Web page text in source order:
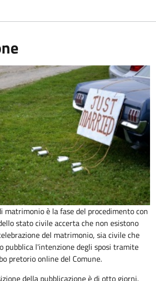
matrimonio è la fase del procedimento con
stato civile accerta che non esistono
del matrimonio, sia civile che
pubblica l'intenzione degli sposi tramite
pretorio online del Comune.